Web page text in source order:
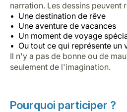
narration. Les dessins peuvent
Une destination de rêve
Une aventure de vacances
Un moment de voyage
Ou tout ce qui représente un
Il n'y a pas de bonne ou de
seulement de l'imagination.
Pourquoi participer ?